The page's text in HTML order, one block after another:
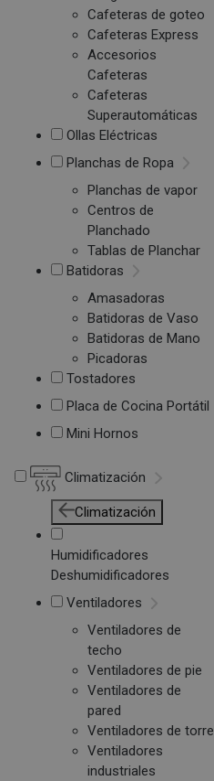
Cafeteras de goteo
Cafeteras Express
Accesorios
Cafeteras
Cafeteras
Superautomáticas
Ollas Eléctricas
Planchas de Ropa
Planchas de vapor
Centros de
Planchado
Tablas de Planchar
Batidoras
Amasadoras
Batidoras de Vaso
Batidoras de Mano
Picadoras
Tostadores
Placa de Cocina Portátil
Mini Hornos
Climatización
Climatización
Humidificadores
Deshumidificadores
Ventiladores
Ventiladores de
techo
Ventiladores de pie
Ventiladores de
pared
Ventiladores de torre
Ventiladores
industriales